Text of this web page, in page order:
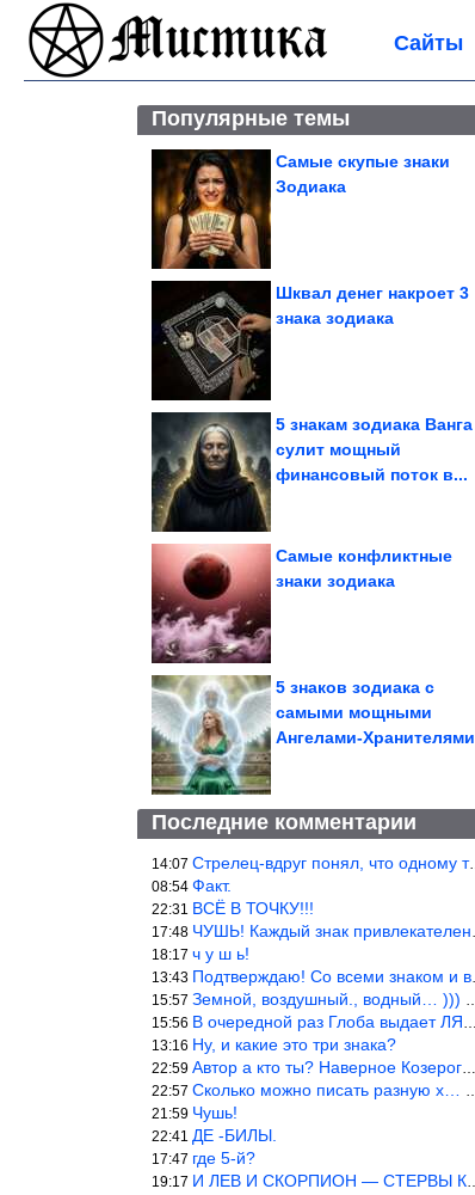
Сайты
Популярные темы
Самые скупые знаки
Зодиака
Шквал денег накроет 3
знака зодиака
5 знакам зодиака Ванга
сулит мощный
финансовый поток в...
Самые конфликтные
знаки зодиака
5 знаков зодиака с
самыми мощными
Ангелами-Хранителями
Последние комментарии
14:07 Стрелец-вдруг понял, что одному то и жить легче.
08:54 Факт.
22:31 ВСЁ В ТОЧКУ!!!
17:48 ЧУШЬ! Каждый знак привлекателен! И среди Весов, Близнецов встреч
18:17 ч у ш ь!
13:43 Подтверждаю! Со всеми знаком и все одиноки и Я )))
15:57 Земной, воздушный., водный… ))) выбери сам трех из 9 )))
15:56 В очередной раз Глоба выдает ЛЯП! А корректоры, редакторы пропус
13:16 Ну, и какие это три знака?
22:59 Автор а кто ты? Наверное Козерог… Рога жена Рыба наставила ))
22:57 Сколько можно писать разную х… йню? Автор что то обкурился?
21:59 Чушь!
22:41 ДЕ -БИЛЫ.
17:47 где 5-й?
19:17 И ЛЕВ И СКОРПИОН — СТЕРВЫ КАКИХ ЕЩЕ ПОИСКАТЬ НАДО